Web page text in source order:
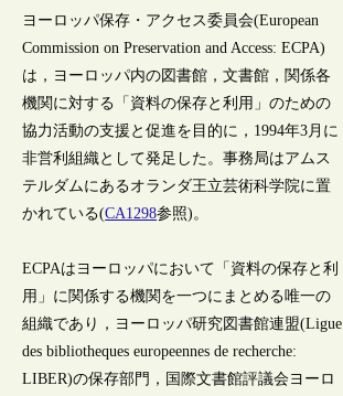
ヨーロッパ保存・アクセス委員会(European
Commission on Preservation and Access: ECPA)
は，ヨーロッパ内の図書館，文書館，関係各
機関に対する「資料の保存と利用」のための
協力活動の支援と促進を目的に，1994年3月に
非営利組織として発足した。事務局はアムス
テルダムにあるオランダ王立芸術科学院に置
かれている(CA1298参照)。
ECPAはヨーロッパにおいて「資料の保存と利
用」に関係する機関を一つにまとめる唯一の
組織であり，ヨーロッパ研究図書館連盟(Ligue
des bibliotheques europeennes de recherche:
LIBER)の保存部門，国際文書館評議会ヨーロ